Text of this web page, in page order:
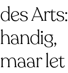
des Arts:
handig,
maar let